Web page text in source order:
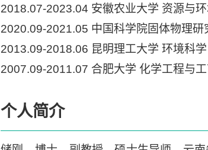
2018.07-2023.04 安徽农业大学 资源与
2020.09-2021.05 中国科学院固体物理研
2013.09-2018.06 昆明理工大学 环境科
2007.09-2011.07 合肥大学 化学工程与
个人简介